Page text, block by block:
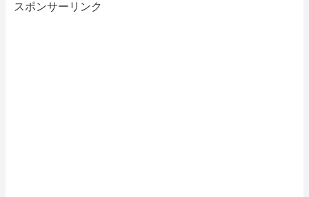
スポンサーリンク